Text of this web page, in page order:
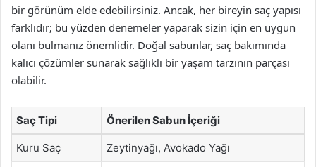
bir görünüm elde edebilirsiniz. Ancak, her bireyin saç yapısı
farklıdır; bu yüzden denemeler yaparak sizin için en uygun
olanı bulmanız önemlidir. Doğal sabunlar, saç bakımında
kalıcı çözümler sunarak sağlıklı bir yaşam tarzının parçası
olabilir.
Saç Tipi Önerilen Sabun İçeriği
Kuru Saç Zeytinyağı, Avokado Yağı